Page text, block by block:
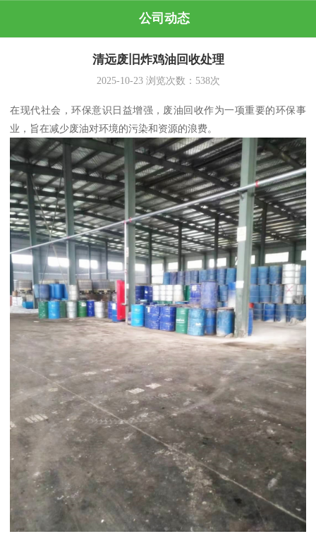
公司动态
清远废旧炸鸡油回收处理
2025-10-23浏览次数： 538次
在现代社会，环保意识日益增强，废油回收作为一项重要的环保事
业，旨在减少废油对环境的污染和资源的浪费。